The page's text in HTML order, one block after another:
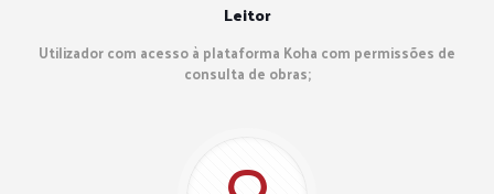
Leitor
Utilizador com acesso à plataforma Koha com permissões de
consulta de obras;